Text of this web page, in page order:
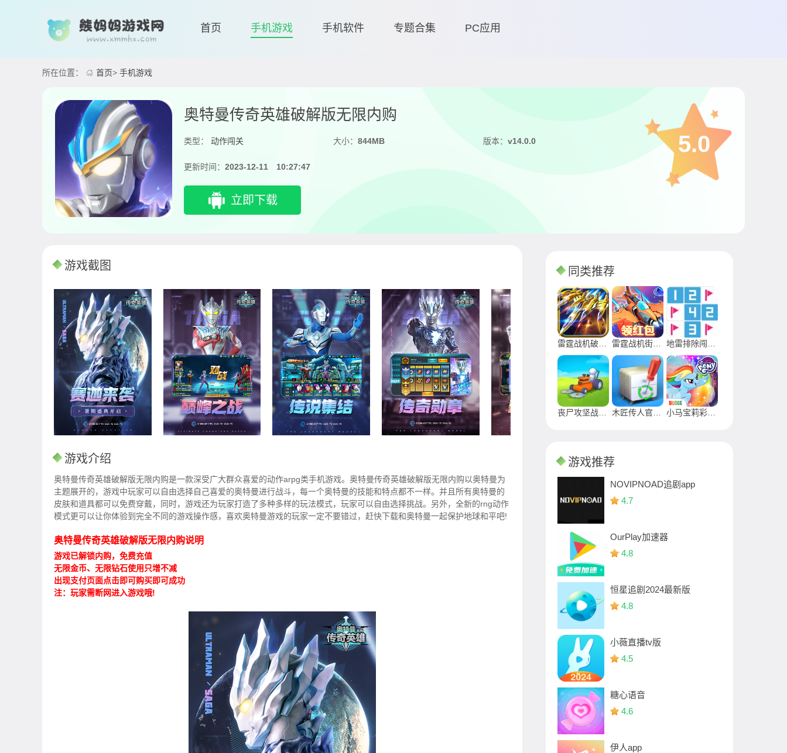
首页 手机游戏 手机软件 专题合集 PC应用
所在位置： 首页> 手机游戏
奥特曼传奇英雄破解版无限内购
类型： 动作闯关 大小：844MB 版本： v14.0.0
更新时间： 2023-12-11 10:27:47
立即下载
5.0
游戏截图
游戏介绍
奥特曼传奇英雄破解版无限内购是一款深受广大群众喜爱的动作arpg类手机游戏。奥特曼传奇英雄破解版无限内购以奥特曼为
主题展开的，游戏中玩家可以自由选择自己喜爱的奥特曼进行战斗，每一个奥特曼的技能和特点都不一样。并且所有奥特曼的
皮肤和道具都可以免费穿戴，同时，游戏还为玩家打造了多种多样的玩法模式，玩家可以自由选择挑战。另外，全新的rng动作
模式更可以让你体验到完全不同的游戏操作感，喜欢奥特曼游戏的玩家一定不要错过，赶快下载和奥特曼一起保护地球和平吧!
奥特曼传奇英雄破解版无限内购说明
游戏已解锁内购，免费充值
无限金币、无限钻石使用只增不减
出现支付页面点击即可购买即可成功
注：玩家需断网进入游戏哦!
同类推荐
游戏推荐
NOVIPNOAD追剧app
4.7
OurPlay加速器
4.8
恒星追剧2024最新版
4.8
小薇直播tv版
4.5
糖心语音
4.6
伊人app